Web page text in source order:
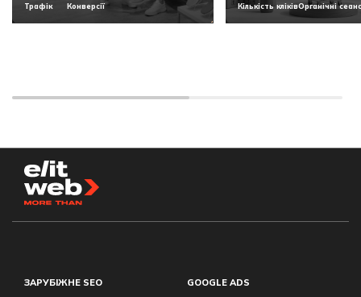
Трафік Конверсії Кількість кліківОрганічні
ЗАРУБІЖНЕ SEO
GOOGLE ADS